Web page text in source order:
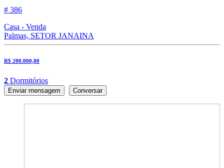
# 386
Casa - Venda
Palmas, SETOR JANAINA
R$ 200.000,00
2 Dormitórios
Enviar mensagem Conversar